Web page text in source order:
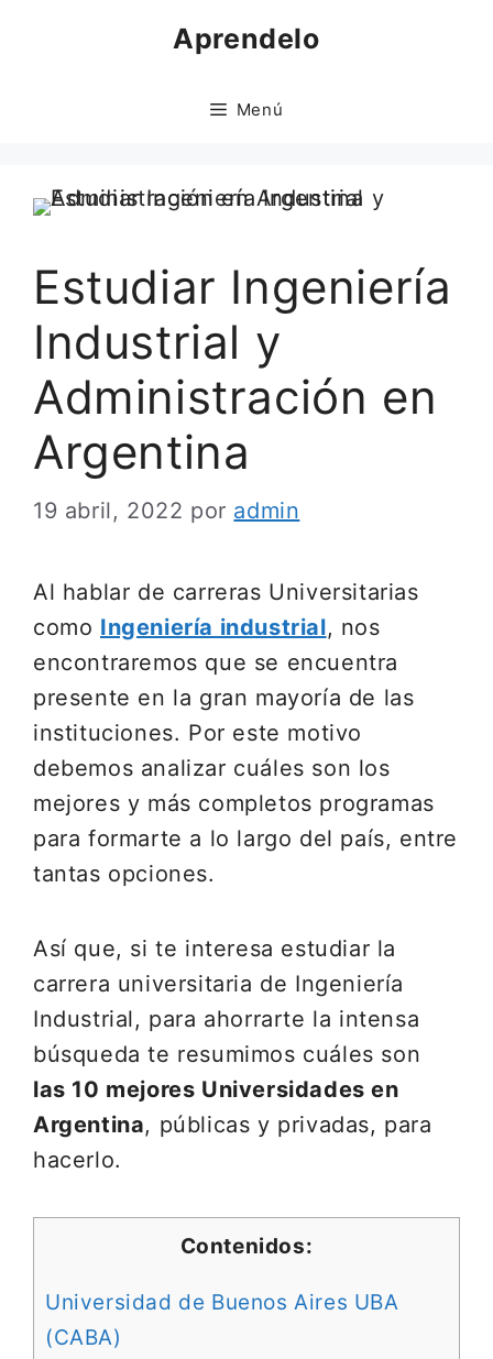
Aprendelo
Menú
Estudiar Ingeniería
Industrial y
Administración en
Argentina
19 abril, 2022 por admin
Al hablar de carreras Universitarias
como Ingeniería industrial, nos
encontraremos que se encuentra
presente en la gran mayoría de las
instituciones. Por este motivo
debemos analizar cuáles son los
mejores y más completos programas
para formarte a lo largo del país, entre
tantas opciones.
Así que, si te interesa estudiar la
carrera universitaria de Ingeniería
Industrial, para ahorrarte la intensa
búsqueda te resumimos cuáles son
las 10 mejores Universidades en
Argentina, públicas y privadas, para
hacerlo.
Contenidos:
Universidad de Buenos Aires UBA
(CABA)